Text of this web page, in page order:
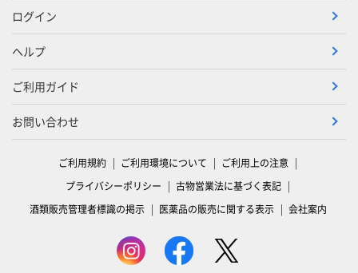
ログイン
ヘルプ
ご利用ガイド
お問い合わせ
ご利用規約 ご利用環境について
ご利用上の注意
プライバシーポリシー
古物営業法に基づく表記
酒類販売管理者標識の掲示
医薬品の販売に関する表示 会社案内